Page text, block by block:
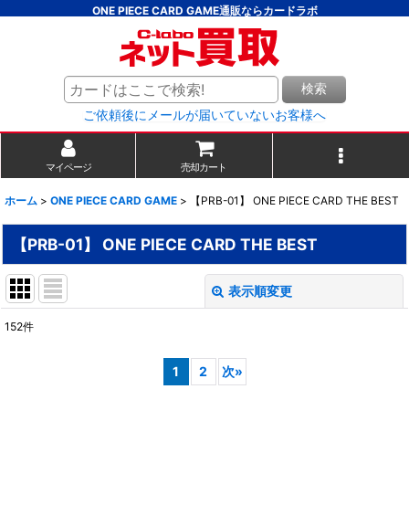
ONE PIECE CARD GAME通販ならカードラボ
検索
ご依頼後にメールが届いていないお客様へ
マイページ 売却カート
ホーム > ONE PIECE CARD GAME > 【PRB-01】 ONE PIECE CARD THE BEST
【PRB-01】 ONE PIECE CARD THE BEST
表示順変更
152件
1 2 次»